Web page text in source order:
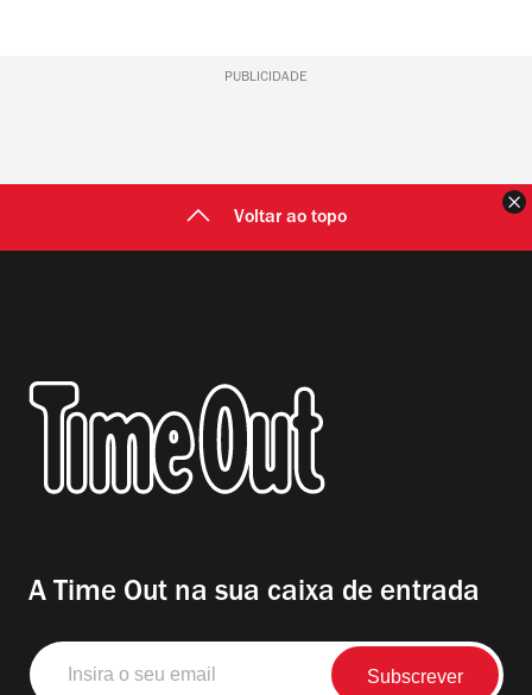
PUBLICIDADE
Voltar ao topo
A Time Out na sua caixa de entrada
Insira
o